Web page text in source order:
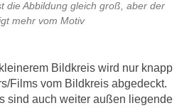
die Abbildung gleich groß, aber der
mehr vom Motiv
Bildkreis wird nur knapp
Films vom Bildkreis abgedeckt.
sind auch weiter außen liegende